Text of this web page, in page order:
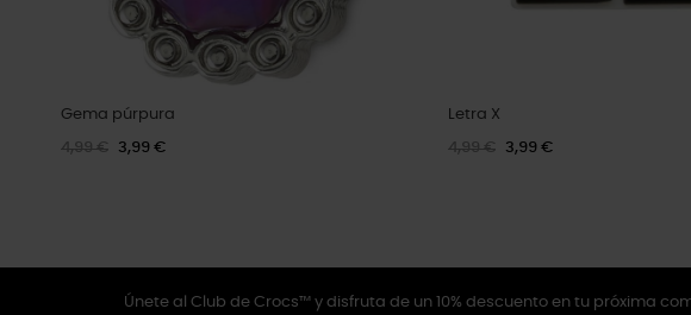
Gema púrpura
4,99 € 3,99 €
Letra X
4,99 € 3,99 €
Únete al Club de Crocs™ y disfruta de un 10% descuento en tu próxima